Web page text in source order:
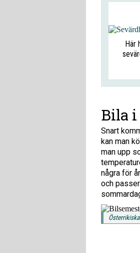
Här
Bila i
Snart
kan man
man upp
några för
och